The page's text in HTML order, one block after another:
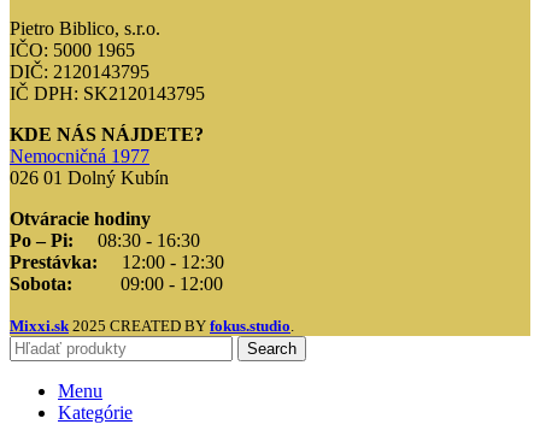
Pietro Biblico, s.r.o.
IČO: 5000 1965
DIČ: 2120143795
IČ DPH: SK2120143795
KDE NÁS NÁJDETE?
Nemocničná 1977
026 01 Dolný Kubín
Otváracie hodiny
Po – Pi:
08:30 - 16:30
Prestávka:
12:00 - 12:30
Sobota:
09:00 - 12:00
Mixxi.sk 2025 CREATED BY fokus.studio.
Search
Menu
Kategórie